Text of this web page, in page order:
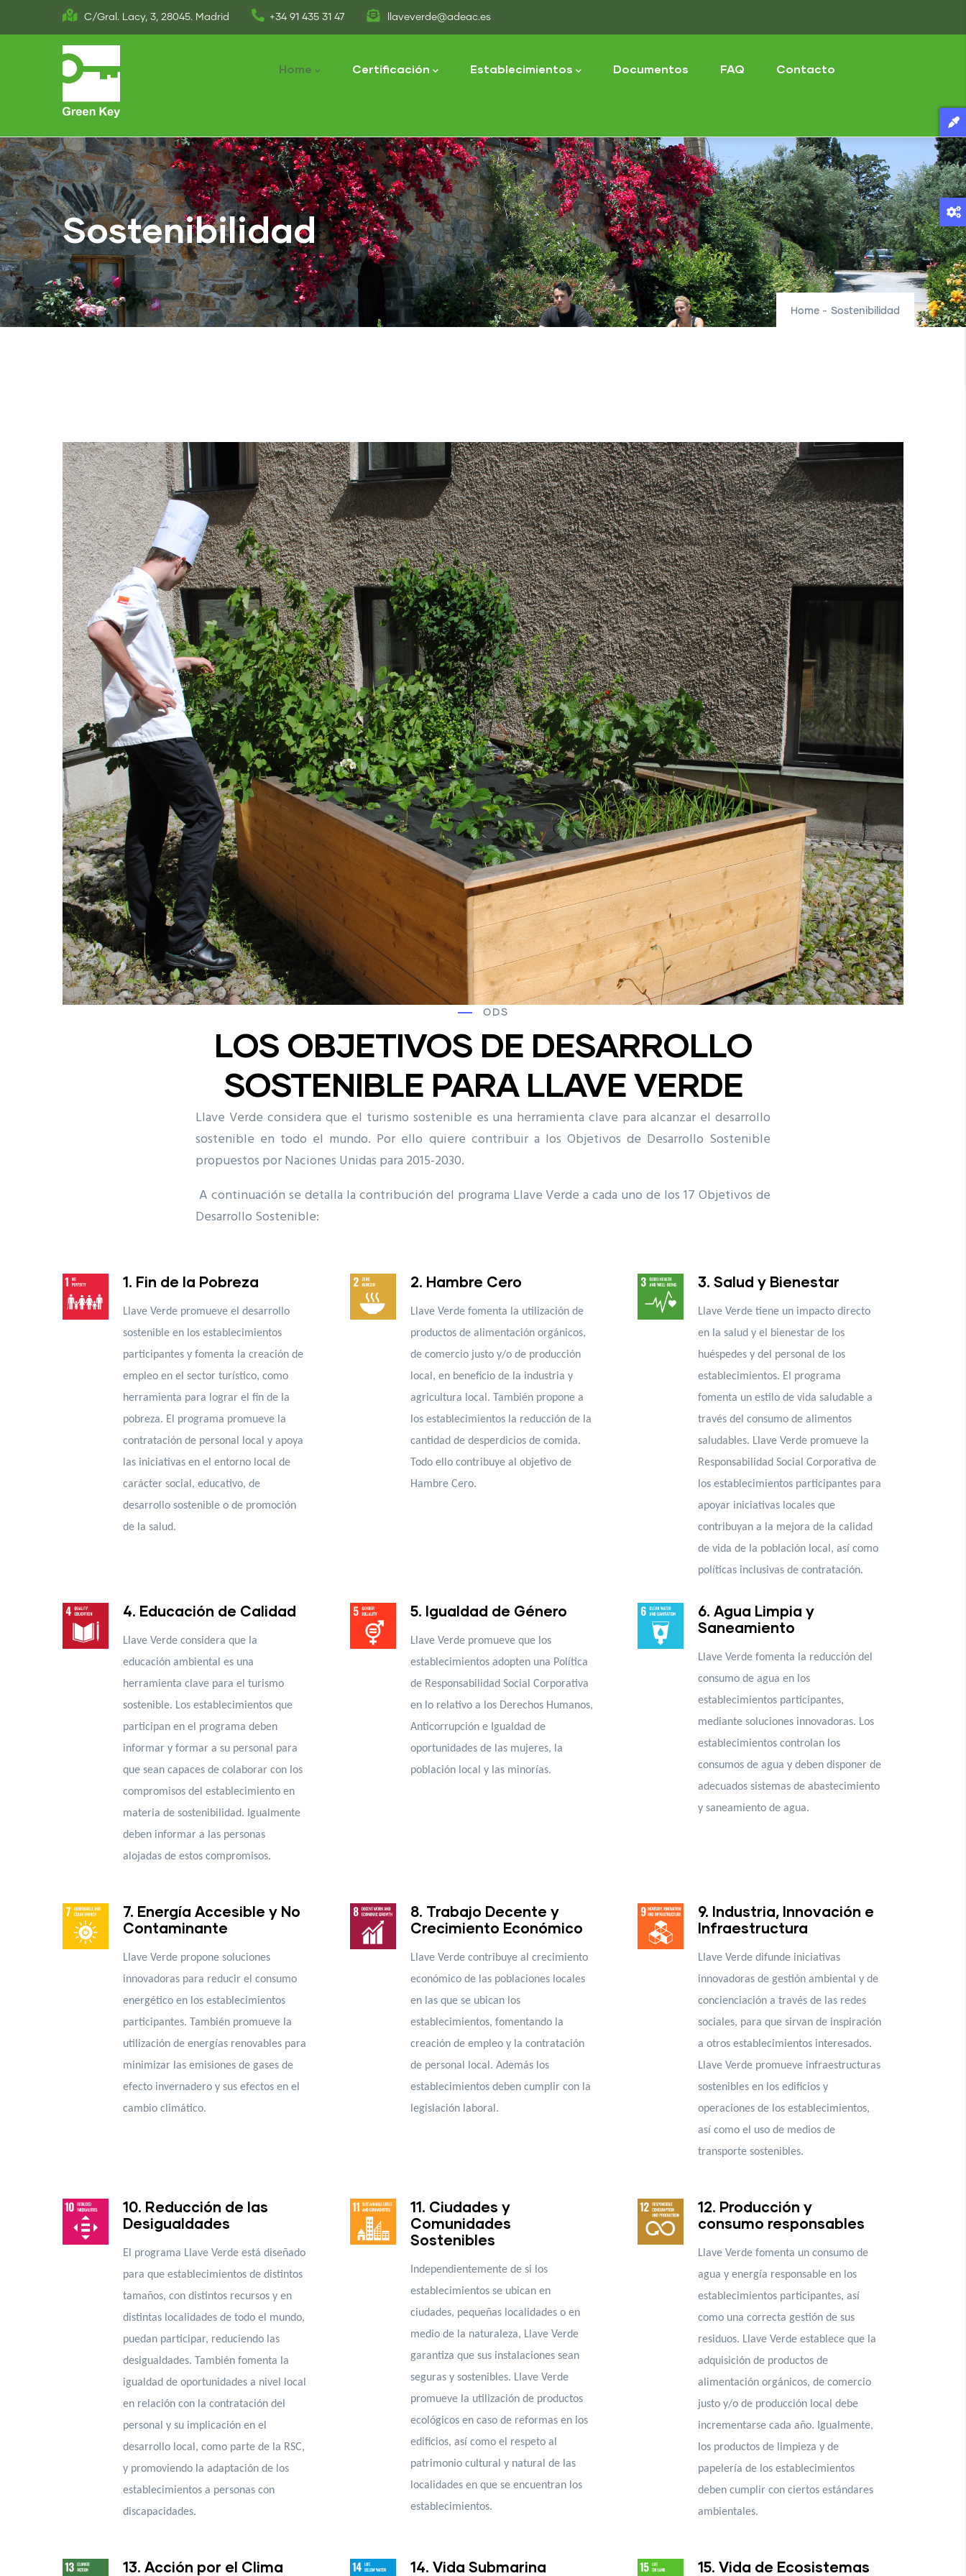
to
C/Gral. Lacy, 3, 28045. Madrid +34 91 435 31 47 llaveverde@adeac.es
navigation
Home Certificación Establecimientos Documentos FAQ Contacto
Sostenibilidad
Home - Sostenibilidad
ODS
LOS OBJETIVOS DE DESARROLLO
SOSTENIBLE PARA LLAVE VERDE
Llave Verde considera que el turismo sostenible es una herramienta clave para alcanzar el desarrollo
sostenible en todo el mundo. Por ello quiere contribuir a los Objetivos de Desarrollo Sostenible
propuestos por Naciones Unidas para 2015-2030.
A continuación se detalla la contribución del programa Llave Verde a cada uno de los 17 Objetivos de
Desarrollo Sostenible:
1. Fin de la Pobreza
Llave Verde promueve el desarrollo
sostenible en los establecimientos
participantes y fomenta la creación de
empleo en el sector turístico, como
herramienta para lograr el fin de la
pobreza. El programa promueve la
contratación de personal local y apoya
las iniciativas en el entorno local de
carácter social, educativo, de
desarrollo sostenible o de promoción
de la salud.
2. Hambre Cero
Llave Verde fomenta la utilización de
productos de alimentación orgánicos,
de comercio justo y/o de producción
local, en beneficio de la industria y
agricultura local. También propone a
los establecimientos la reducción de la
cantidad de desperdicios de comida.
Todo ello contribuye al objetivo de
Hambre Cero.
3. Salud y Bienestar
Llave Verde tiene un impacto directo
en la salud y el bienestar de los
huéspedes y del personal de los
establecimientos. El programa
fomenta un estilo de vida saludable a
través del consumo de alimentos
saludables. Llave Verde promueve la
Responsabilidad Social Corporativa de
los establecimientos participantes para
apoyar iniciativas locales que
contribuyan a la mejora de la calidad
de vida de la población local, así como
políticas inclusivas de contratación.
4. Educación de Calidad
Llave Verde considera que la
educación ambiental es una
herramienta clave para el turismo
sostenible. Los establecimientos que
participan en el programa deben
informar y formar a su personal para
que sean capaces de colaborar con los
compromisos del establecimiento en
materia de sostenibilidad. Igualmente
deben informar a las personas
alojadas de estos compromisos.
5. Igualdad de Género
Llave Verde promueve que los
establecimientos adopten una Política
de Responsabilidad Social Corporativa
en lo relativo a los Derechos Humanos,
Anticorrupción e Igualdad de
oportunidades de las mujeres, la
población local y las minorías.
6. Agua Limpia y
Saneamiento
Llave Verde fomenta la reducción del
consumo de agua en los
establecimientos participantes,
mediante soluciones innovadoras. Los
establecimientos controlan los
consumos de agua y deben disponer de
adecuados sistemas de abastecimiento
y saneamiento de agua.
7. Energía Accesible y No
Contaminante
Llave Verde propone soluciones
innovadoras para reducir el consumo
energético en los establecimientos
participantes. También promueve la
utilización de energías renovables para
minimizar las emisiones de gases de
efecto invernadero y sus efectos en el
cambio climático.
8. Trabajo Decente y
Crecimiento Económico
Llave Verde contribuye al crecimiento
económico de las poblaciones locales
en las que se ubican los
establecimientos, fomentando la
creación de empleo y la contratación
de personal local. Además los
establecimientos deben cumplir con la
legislación laboral.
9. Industria, Innovación e
Infraestructura
Llave Verde difunde iniciativas
innovadoras de gestión ambiental y de
concienciación a través de las redes
sociales, para que sirvan de inspiración
a otros establecimientos interesados.
Llave Verde promueve infraestructuras
sostenibles en los edificios y
operaciones de los establecimientos,
así como el uso de medios de
transporte sostenibles.
10. Reducción de las
Desigualdades
El programa Llave Verde está diseñado
para que establecimientos de distintos
tamaños, con distintos recursos y en
distintas localidades de todo el mundo,
puedan participar, reduciendo las
desigualdades. También fomenta la
igualdad de oportunidades a nivel local
en relación con la contratación del
personal y su implicación en el
desarrollo local, como parte de la RSC,
y promoviendo la adaptación de los
establecimientos a personas con
discapacidades.
11. Ciudades y
Comunidades
Sostenibles
Independientemente de si los
establecimientos se ubican en
ciudades, pequeñas localidades o en
medio de la naturaleza, Llave Verde
garantiza que sus instalaciones sean
seguras y sostenibles. Llave Verde
promueve la utilización de productos
ecológicos en caso de reformas en los
edificios, así como el respeto al
patrimonio cultural y natural de las
localidades en que se encuentran los
establecimientos.
12. Producción y
consumo responsables
Llave Verde fomenta un consumo de
agua y energía responsable en los
establecimientos participantes, así
como una correcta gestión de sus
residuos. Llave Verde establece que la
adquisición de productos de
alimentación orgánicos, de comercio
justo y/o de producción local debe
incrementarse cada año. Igualmente,
los productos de limpieza y de
papelería de los establecimientos
deben cumplir con ciertos estándares
ambientales.
13. Acción por el Clima 14. Vida Submarina
15. Vida de Ecosistemas